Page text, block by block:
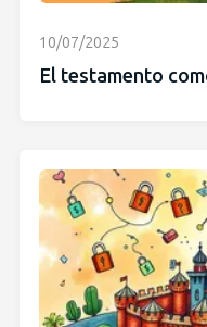
10/07/2025
El testamento